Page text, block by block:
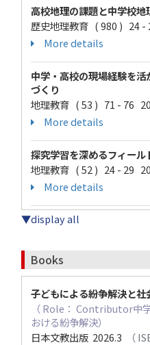
高校地理の課題と中学校地
歴史地理教育 ( 980 ) 24 -
More details
中学・高校の現場経験を
づくり
地理教育 ( 53 ) 71 - 76
More details
探究学習を深めるフィール
地理教育 ( 52 ) 24 - 29
More details
▼display all
Books
子どもによる紛争解決と社
（ Role： Contributor中
おける紛争解決）
日本文教出版 2026.3
（